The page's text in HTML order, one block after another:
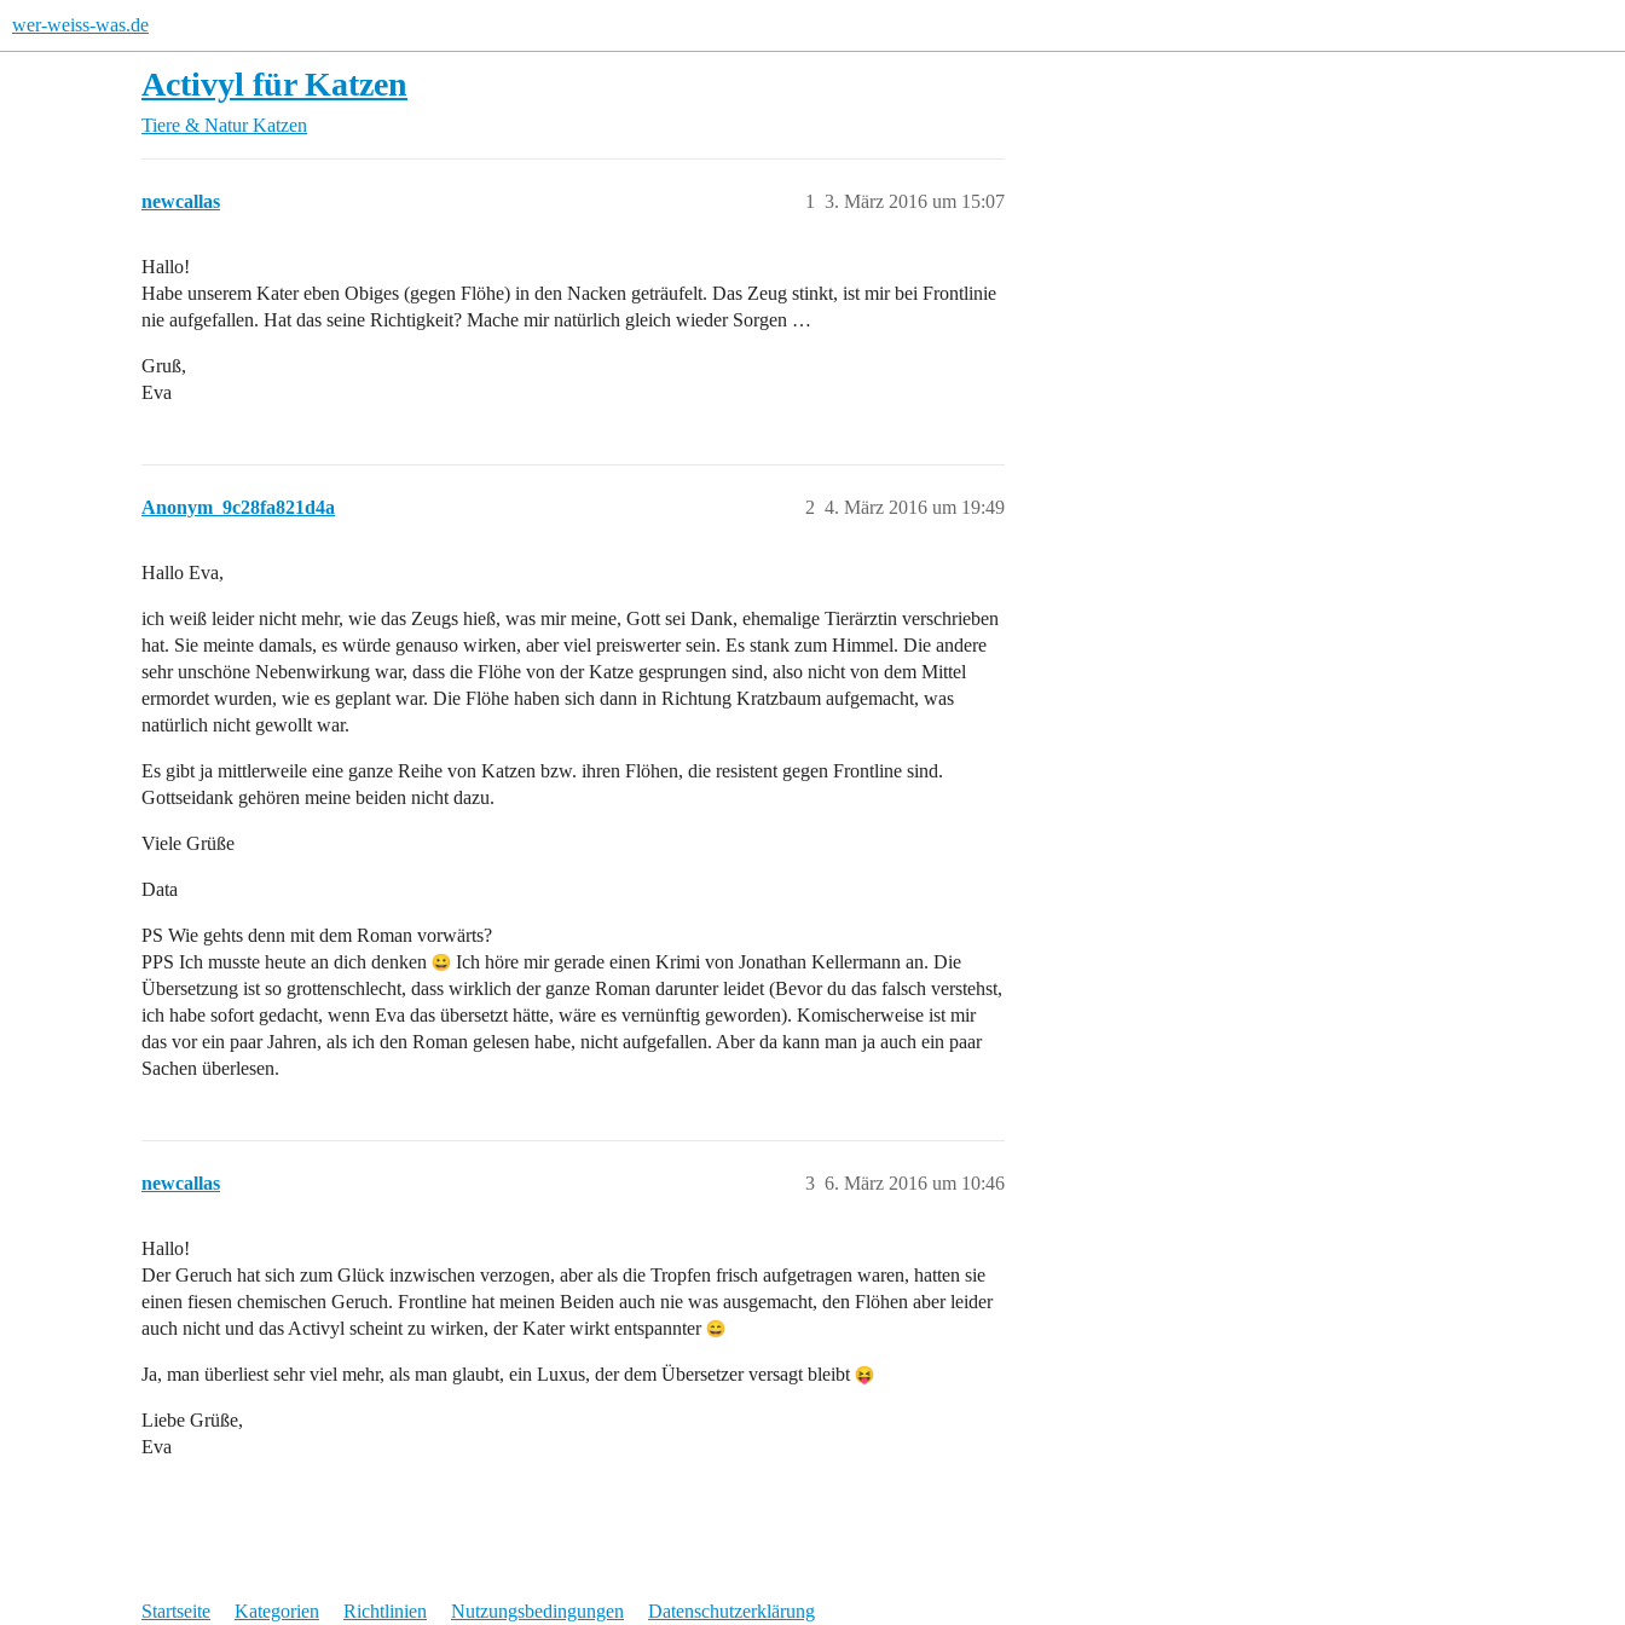
wer-weiss-was.de
Activyl für Katzen
Tiere & Natur Katzen
newcallas 3. März 2016 um 15:07
1
Hallo!
Habe unserem Kater eben Obiges (gegen Flöhe) in den Nacken geträufelt. Das Zeug stinkt, ist mir bei Frontlinie
nie aufgefallen. Hat das seine Richtigkeit? Mache mir natürlich gleich wieder Sorgen …
Gruß,
Eva
Anonym_9c28fa821d4a 4. März 2016 um 19:49
2
Hallo Eva,
ich weiß leider nicht mehr, wie das Zeugs hieß, was mir meine, Gott sei Dank, ehemalige Tierärztin verschrieben
hat. Sie meinte damals, es würde genauso wirken, aber viel preiswerter sein. Es stank zum Himmel. Die andere
sehr unschöne Nebenwirkung war, dass die Flöhe von der Katze gesprungen sind, also nicht von dem Mittel
ermordet wurden, wie es geplant war. Die Flöhe haben sich dann in Richtung Kratzbaum aufgemacht, was
natürlich nicht gewollt war.
Es gibt ja mittlerweile eine ganze Reihe von Katzen bzw. ihren Flöhen, die resistent gegen Frontline sind.
Gottseidank gehören meine beiden nicht dazu.
Viele Grüße
Data
PS Wie gehts denn mit dem Roman vorwärts?
PPS Ich musste heute an dich denken
Ich höre mir gerade einen Krimi von Jonathan Kellermann an. Die
Übersetzung ist so grottenschlecht, dass wirklich der ganze Roman darunter leidet (Bevor du das falsch verstehst,
ich habe sofort gedacht, wenn Eva das übersetzt hätte, wäre es vernünftig geworden). Komischerweise ist mir
das vor ein paar Jahren, als ich den Roman gelesen habe, nicht aufgefallen. Aber da kann man ja auch ein paar
Sachen überlesen.
newcallas 6. März 2016 um 10:46
3
Hallo!
Der Geruch hat sich zum Glück inzwischen verzogen, aber als die Tropfen frisch aufgetragen waren, hatten sie
einen fiesen chemischen Geruch. Frontline hat meinen Beiden auch nie was ausgemacht, den Flöhen aber leider
auch nicht und das Activyl scheint zu wirken, der Kater wirkt entspannter
Ja, man überliest sehr viel mehr, als man glaubt, ein Luxus, der dem Übersetzer versagt bleibt
Liebe Grüße,
Eva
Startseite Kategorien Richtlinien Nutzungsbedingungen Datenschutzerklärung